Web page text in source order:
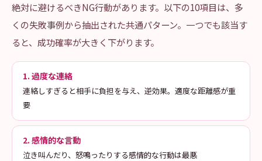
絶対に避けるべきNG行動があります。以下の10項目は、多
くの失敗事例から抽出された共通パターン。一つでも該当す
ると、成功確率が大きく下がります。
1. 過度な連絡
連絡しすぎると相手に負担を与え、逆効果。適度な距離感が重
要
2. 感情的な言動
泣き叫んだり、怒鳴ったりする感情的な行動は最悪